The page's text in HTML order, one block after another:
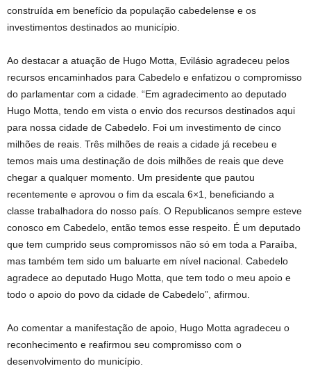
construída em benefício da população cabedelense e os
investimentos destinados ao município.
Ao destacar a atuação de Hugo Motta, Evilásio agradeceu pelos
recursos encaminhados para Cabedelo e enfatizou o compromisso
do parlamentar com a cidade. “Em agradecimento ao deputado
Hugo Motta, tendo em vista o envio dos recursos destinados aqui
para nossa cidade de Cabedelo. Foi um investimento de cinco
milhões de reais. Três milhões de reais a cidade já recebeu e
temos mais uma destinação de dois milhões de reais que deve
chegar a qualquer momento. Um presidente que pautou
recentemente e aprovou o fim da escala 6×1, beneficiando a
classe trabalhadora do nosso país. O Republicanos sempre esteve
conosco em Cabedelo, então temos esse respeito. É um deputado
que tem cumprido seus compromissos não só em toda a Paraíba,
mas também tem sido um baluarte em nível nacional. Cabedelo
agradece ao deputado Hugo Motta, que tem todo o meu apoio e
todo o apoio do povo da cidade de Cabedelo”, afirmou.
Ao comentar a manifestação de apoio, Hugo Motta agradeceu o
reconhecimento e reafirmou seu compromisso com o
desenvolvimento do município.